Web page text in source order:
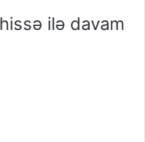
ilə davam